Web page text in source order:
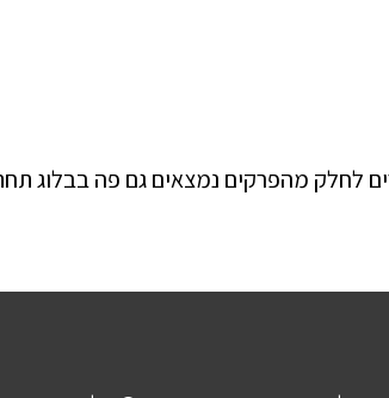
לחלק מהפרקים נמצאים גם פה בבלוג